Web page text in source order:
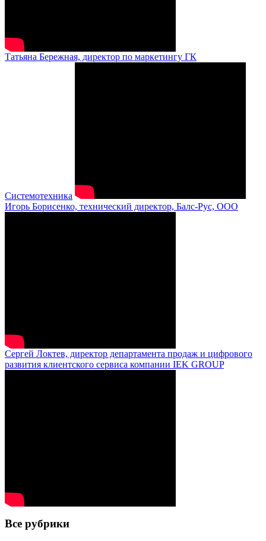
Татьяна Бережная, директор по маркетингу ГК
Системотехника
Игорь Борисенко, технический директор, Балс-Рус, ООО
Сергей Локтев, директор департамента продаж и цифрового
развития клиентского сервиса компании IEK GROUP
Все рубрики